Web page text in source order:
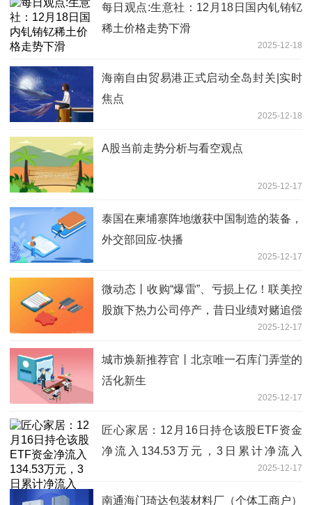
每日观点:生意社：12月18日国内钆铕钇
稀土价格走势下滑
2025-12-18
海南自由贸易港正式启动全岛封关|实时
焦点
2025-12-18
A股当前走势分析与看空观点
2025-12-17
泰国在柬埔寨阵地缴获中国制造的装备，
外交部回应-快播
2025-12-17
微动态丨收购“爆雷”、亏损上亿！联美控
股旗下热力公司停产，昔日业绩对赌追偿
2025-12-17
城市焕新推荐官丨北京唯一石库门弄堂的
活化新生
2025-12-17
匠心家居：12月16日持仓该股ETF资金
净流入134.53万元，3日累计净流入
2025-12-17
南通海门琦达包装材料厂（个体工商户）